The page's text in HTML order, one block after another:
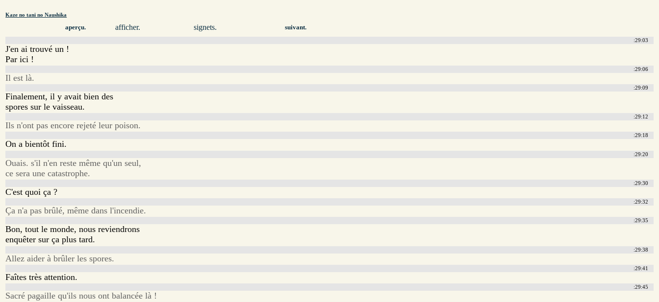
Kaze no tani no Naushika
aperçu. afficher. signets. suivant.
:29:03
J'en ai trouvé un !
Par ici !
:29:06
Il est là.
:29:09
Finalement, il y avait bien des
spores sur le vaisseau.
:29:12
Ils n'ont pas encore rejeté leur poison.
:29:18
On a bientôt fini.
:29:20
Ouais. s'il n'en reste même qu'un seul,
ce sera une catastrophe.
:29:30
C'est quoi ça ?
:29:32
Ça n'a pas brûlé, même dans l'incendie.
:29:35
Bon, tout le monde, nous reviendrons
enquêter sur ça plus tard.
:29:38
Allez aider à brûler les spores.
:29:41
Faîtes très attention.
:29:45
Sacré pagaille qu'ils nous ont balancée là !